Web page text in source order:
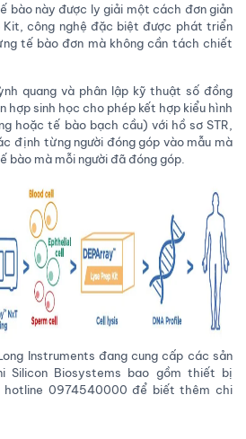
bào này được ly giải một cách đơn giản
Kit, công nghệ đặc biệt được phát triển
tế bào đơn mà không cần tách chiết
quang và phân lập kỹ thuật số đồng
hợp sinh học cho phép kết hợp kiểu hình
hoặc tế bào bạch cầu) với hồ sơ STR,
định từng người đóng góp vào mẫu mà
bào mà mỗi người đã đóng góp.
Instruments đang cung cấp các sản
Silicon Biosystems bao gồm thiết bị
hotline 0974540000 để biết thêm chi